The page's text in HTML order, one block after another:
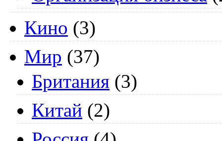
Кино (3)
Мир (37)
Британия (3)
Китай (2)